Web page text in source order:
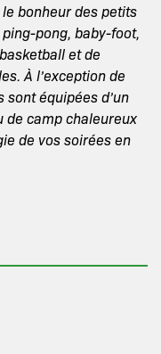
bonheur des petits
pong, baby-foot,
et de
À l’exception de
équipées d’un
de camp chaleureux
de vos soirées en